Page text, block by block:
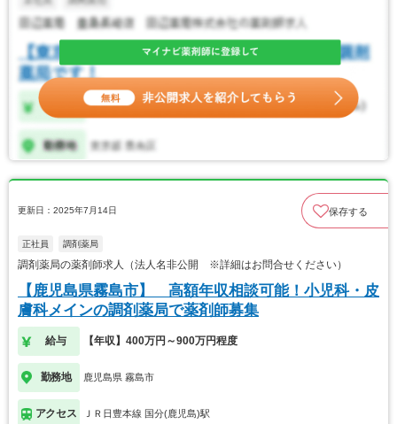
更新日：2025年7月14日 保存する
正社員 調剤薬局
調剤薬局の薬剤師求人（法人名非公開 ※詳細はお問合せください）
【鹿児島県霧島市】 高額年収相談可能！小児科・皮
膚科メインの調剤薬局で薬剤師募集
給与 【年収】400万円～900万円程度
勤務地 鹿児島県 霧島市
アクセス ＪＲ日豊本線 国分(鹿児島)駅